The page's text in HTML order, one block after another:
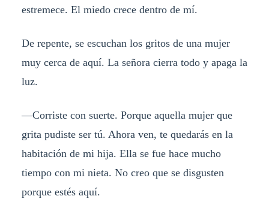
estremece. El miedo crece dentro de mí.
De repente, se escuchan los gritos de una mujer
muy cerca de aquí. La señora cierra todo y apaga la
luz.
—Corriste con suerte. Porque aquella mujer que
grita pudiste ser tú. Ahora ven, te quedarás en la
habitación de mi hija. Ella se fue hace mucho
tiempo con mi nieta. No creo que se disgusten
porque estés aquí.